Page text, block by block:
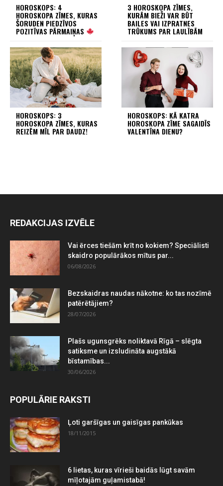
HOROSKOPS: 4
HOROSKOPA ZĪMES, KURAS
ŠORUDEN PIEDZĪVOS
POZITĪVAS PĀRMAIŅAS
3 HOROSKOPA ZĪMES,
KURĀM BIEŽI VAR BŪT
BAILES VAI IZPRATNES
TRŪKUMS PAR LAULĪBĀM
HOROSKOPS: 3
HOROSKOPA ZĪMES, KURAS
REIZĒM MĪL PAR DAUDZ!
HOROSKOPS: KĀ KATRA
HOROSKOPA ZĪME SAGAIDĪS
VALENTĪNA DIENU?
REDAKCIJAS IZVĒLE
Vai ērces tiešām krīt no kokiem? Speciālisti
skaidro populārākos mītus par...
06/08/2026
Bezskaidras naudas nākotne: ko tas nozīmē
patērētājiem?
28/07/2026
Plašs ugunsgrēks noliktavā Rīgā – slēgta
satiksme un izsludināta augstākā
bīstamības...
30/06/2026
POPULĀRIE RAKSTI
Ļoti garšīgas un gaisīgas pankūkas
18/11/2015
6 lietas, kuras vīrieši baidās lūgt savām
mīļotajām guļamistabā!